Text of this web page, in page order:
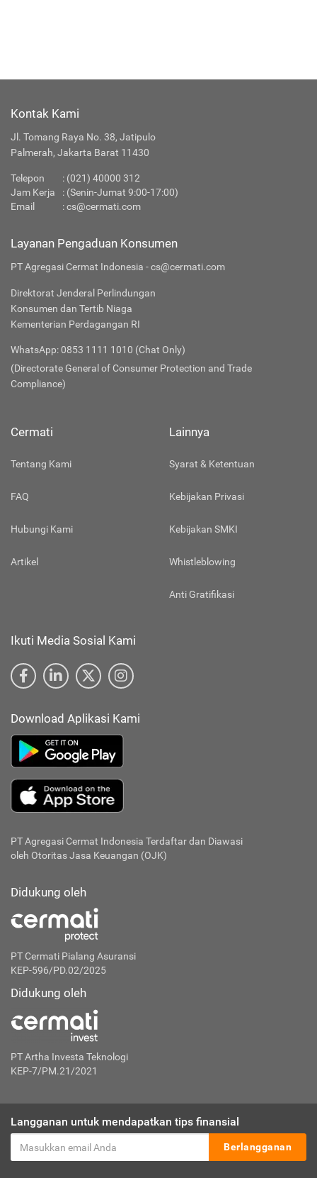
Kontak Kami
Jl. Tomang Raya No. 38, Jatipulo
Palmerah, Jakarta Barat 11430
Telepon : (021) 40000 312
Jam Kerja
: (Senin-Jumat 9:00-17:00)
Email
:cs@cermati.com
Layanan Pengaduan Konsumen
PT Agregasi Cermat Indonesia - cs@cermati.com
Direktorat Jenderal Perlindungan
Konsumen dan Tertib Niaga
Kementerian Perdagangan RI
WhatsApp: 0853 1111 1010 (Chat Only)
(Directorate General of Consumer Protection and Trade
Compliance)
Cermati
Tentang Kami
FAQ
Hubungi Kami
Artikel
Lainnya
Syarat & Ketentuan
Kebijakan Privasi
Kebijakan SMKI
Whistleblowing
Anti Gratifikasi
Ikuti Media Sosial Kami
Download Aplikasi Kami
PT Agregasi Cermat Indonesia Terdaftar dan Diawasi
oleh Otoritas Jasa Keuangan (OJK)
Didukung oleh
PT Cermati Pialang Asuransi
KEP-596/PD.02/2025
Didukung oleh
PT Artha Investa Teknologi
KEP-7/PM.21/2021
Langganan untuk mendapatkan tips finansial
Berlangganan